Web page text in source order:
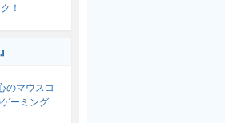
！
のマウスコ
ーミング